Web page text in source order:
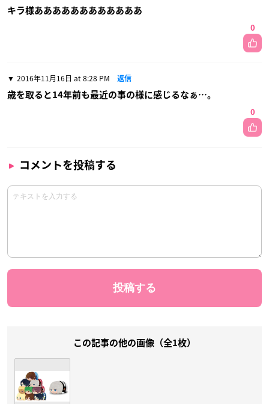
キラ様ああああああああああああ
0
2016年11月16日 at 8:28 PM 返信
歳を取ると14年前も最近の事の様に感じるなぁ…。
0
コメントを投稿する
この記事の他の画像（全1枚）